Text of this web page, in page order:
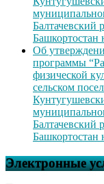
Балтачевский
Башкортостан
Об
программы
физической
сельском
Балтачевский
Башкортостан
Электронные